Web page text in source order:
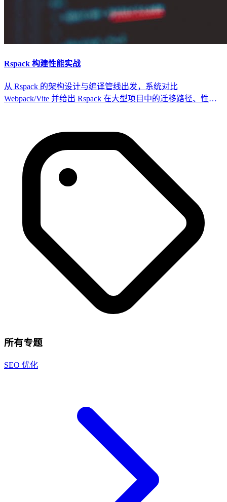
Rspack 构建性能实战
从 Rspack 的架构设计与编译管线出发，系统对比
Webpack/Vite 并给出 Rspack 在大型项目中的迁移路径、性能
所有专题
SEO 优化